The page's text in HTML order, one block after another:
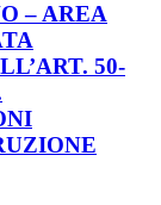
– AREA
50-